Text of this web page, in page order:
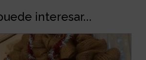
interesar...